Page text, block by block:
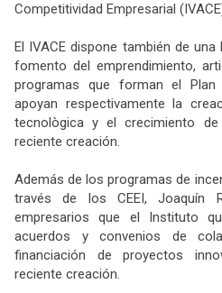
Competitividad Empresarial
El IVACE dispone también de
fomento del emprendimiento,
programas que forman el Plan
apoyan respectivamente la
tecnològica y el crecimiento
reciente creación.
Además de los programas de
través de los CEEI, Joaquín
empresarios que el Instituto
acuerdos y convenios de
financiación de proyectos
reciente creación.